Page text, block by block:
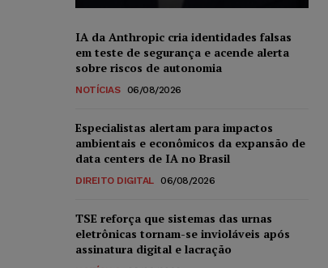
IA da Anthropic cria identidades falsas
em teste de segurança e acende alerta
sobre riscos de autonomia
NOTÍCIAS 06/08/2026
Especialistas alertam para impactos
ambientais e econômicos da expansão de
data centers de IA no Brasil
DIREITO DIGITAL 06/08/2026
TSE reforça que sistemas das urnas
eletrônicas tornam-se invioláveis após
assinatura digital e lacração